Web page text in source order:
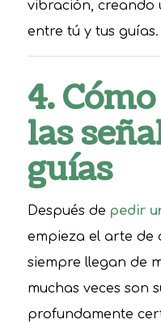
vibración, creando
entre tú y tus guías.
4.
las
guías
Después de pedir
empieza el arte de
siempre llegan de
muchas veces son
profundamente